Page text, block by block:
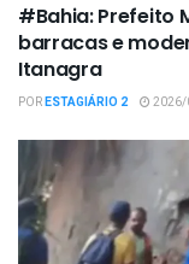
#Bahia: Prefeito
barracas e
Itanagra
PORESTAGIÁRIO 2 2026/